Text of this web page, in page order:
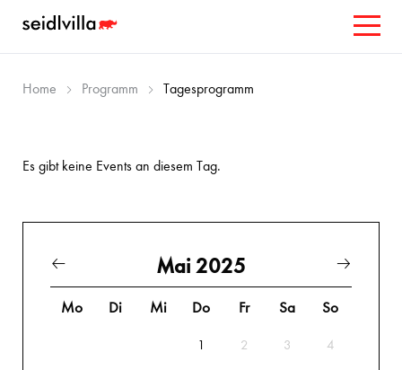
Home Programm Tagesprogramm
Es gibt keine Events an diesem Tag.
Mai 2025
Mo Di Mi Do Fr Sa So
1 2 3 4